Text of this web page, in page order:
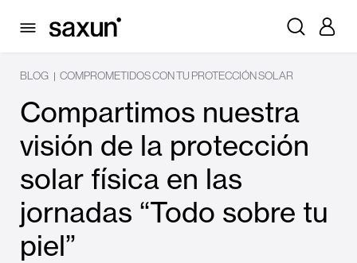
BLOG | COMPROMETIDOS CON TU PROTECCIÓN SOLAR
Compartimos nuestra
visión de la protección
solar física en las
jornadas “Todo sobre tu
piel”